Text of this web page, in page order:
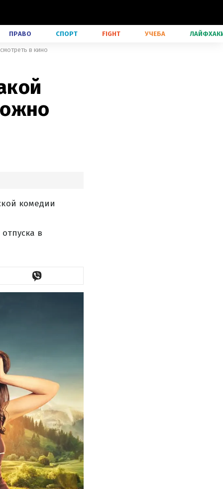
ПРАВО СПОРТ FIGHT УЧЕБА
в кино
комедии
в